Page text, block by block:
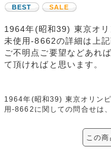
BEST SALE
1964年(昭和39) 東京オ
未使用-8662の詳細は上記
ご不明点ご要望などあれ
て頂ければと思います。
1964年(昭和39) 東京オリン
用-8662に関しての問合せは
この